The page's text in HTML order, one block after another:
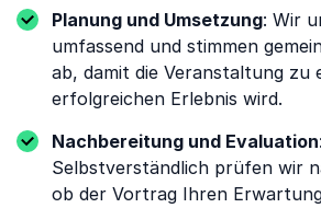
Planung und Umsetzung: Wir
umfassend und stimmen
ab, damit die Veranstaltung zu
erfolgreichen Erlebnis wird.
Nachbereitung und Evaluation:
Selbstverständlich prüfen wir
ob der Vortrag Ihren